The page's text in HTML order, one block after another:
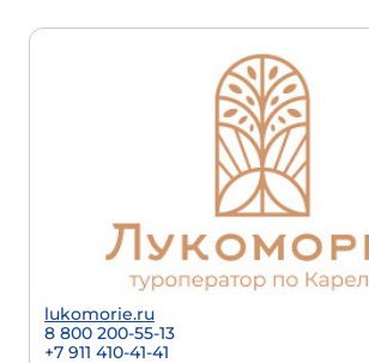
lukomorie.ru
8 800 200-55-13
+7 911 410-41-41